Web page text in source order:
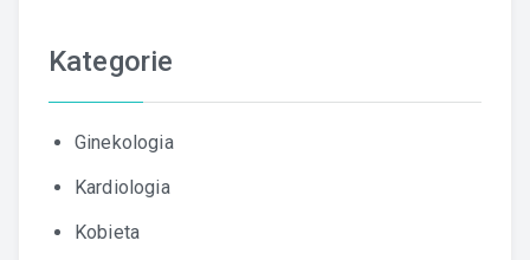
Kategorie
Ginekologia
Kardiologia
Kobieta